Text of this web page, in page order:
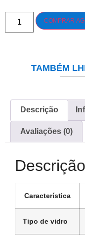
COMPRAR
TAMBÉM
Descrição
Avaliações (0)
Descrição
Característica
Tipo de vidro